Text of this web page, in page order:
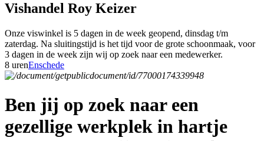
Vishandel Roy Keizer
Onze viswinkel is 5 dagen in de week geopend, dinsdag t/m
zaterdag. Na sluitingstijd is het tijd voor de grote schoonmaak, voor
3 dagen in de week zijn wij op zoek naar een medewerker.
8 urenEnschede
Ben jij op zoek naar een
gezellige werkplek in hartje